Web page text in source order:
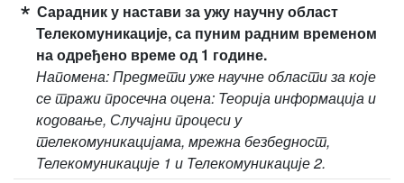
Сарадник у настави за ужу научну област
Телекомуникације, са пуним радним временом
на одређено време од 1 године.
Напомена: Предмети уже научне области за које
се тражи просечна оцена: Теорија информација и
кодовање, Случајни процеси у
телекомуникацијама, мрежна безбедност,
Телекомуникације 1 и Телекомуникације 2.